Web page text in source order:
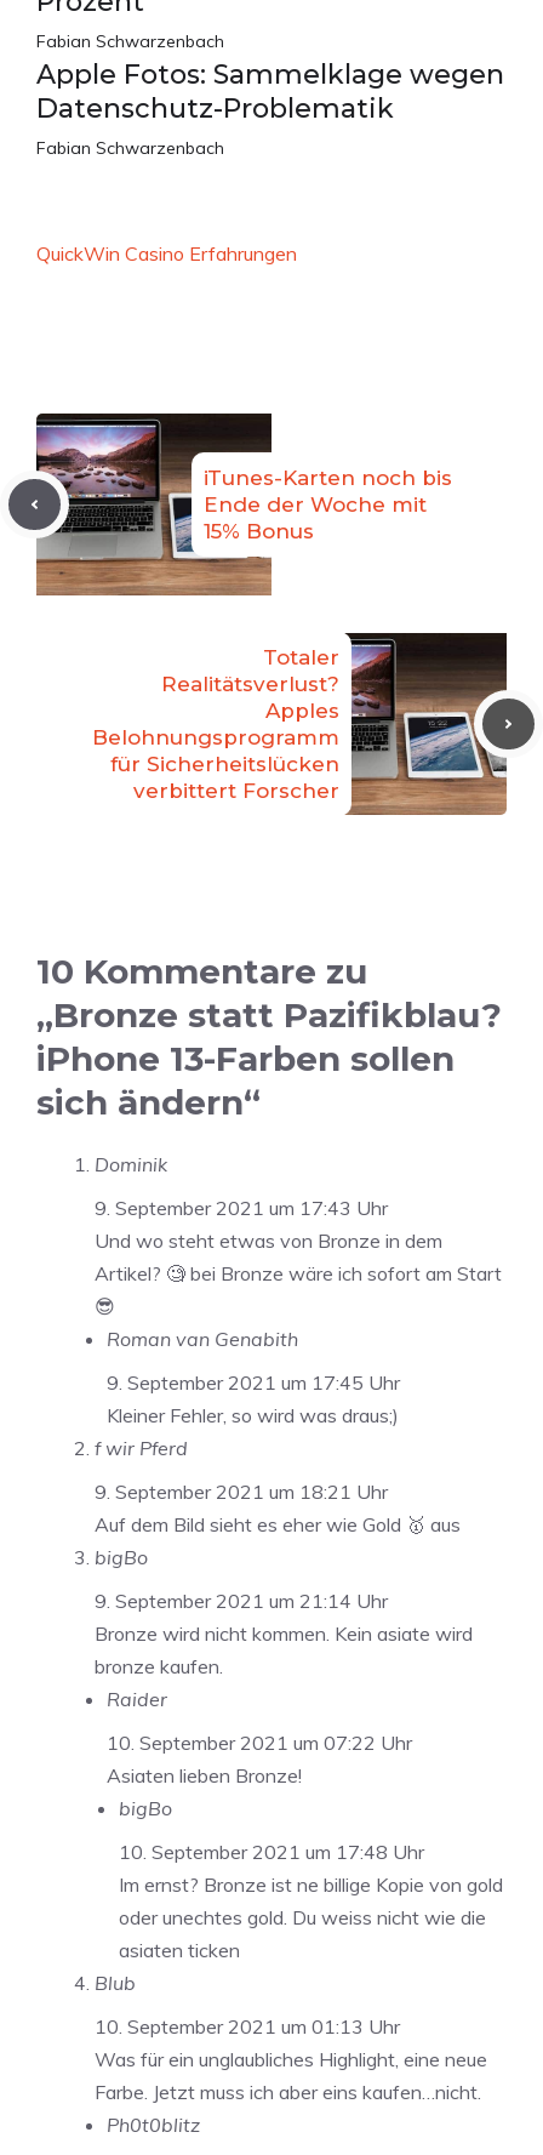
Fabian Schwarzenbach
Apple Fotos: Sammelklage wegen
Datenschutz-Problematik
Fabian Schwarzenbach
QuickWin Casino Erfahrungen
iTunes-Karten noch bis
Ende der Woche mit
15% Bonus
Totaler
Realitätsverlust?
Apples
Belohnungsprogramm
für Sicherheitslücken
verbittert Forscher
10 Kommentare zu
„Bronze statt Pazifikblau?
iPhone 13-Farben sollen
sich ändern“
Dominik
9. September 2021 um 17:43 Uhr
Und wo steht etwas von Bronze in dem
Artikel? 🧐 bei Bronze wäre ich sofort am Start
😎
Roman van Genabith
9. September 2021 um 17:45 Uhr
Kleiner Fehler, so wird was draus;)
f wir Pferd
9. September 2021 um 18:21 Uhr
Auf dem Bild sieht es eher wie Gold 🥇 aus
bigBo
9. September 2021 um 21:14 Uhr
Bronze wird nicht kommen. Kein asiate wird
bronze kaufen.
Raider
10. September 2021 um 07:22 Uhr
Asiaten lieben Bronze!
bigBo
10. September 2021 um 17:48 Uhr
Im ernst? Bronze ist ne billige Kopie von gold
oder unechtes gold. Du weiss nicht wie die
asiaten ticken
Blub
10. September 2021 um 01:13 Uhr
Was für ein unglaubliches Highlight, eine neue
Farbe. Jetzt muss ich aber eins kaufen…nicht.
Ph0t0blitz